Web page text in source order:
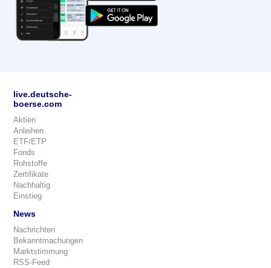
live.deutsche-
boerse.com
Aktien
Anleihen
ETF/ETP
Fonds
Rohstoffe
Zertifikate
Nachhaltig
Einstieg
News
Nachrichten
Bekanntmachungen
Marktstimmung
RSS-Feed